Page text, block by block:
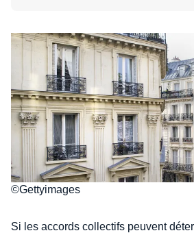
©Gettyimages
Si les accords collectifs peuvent